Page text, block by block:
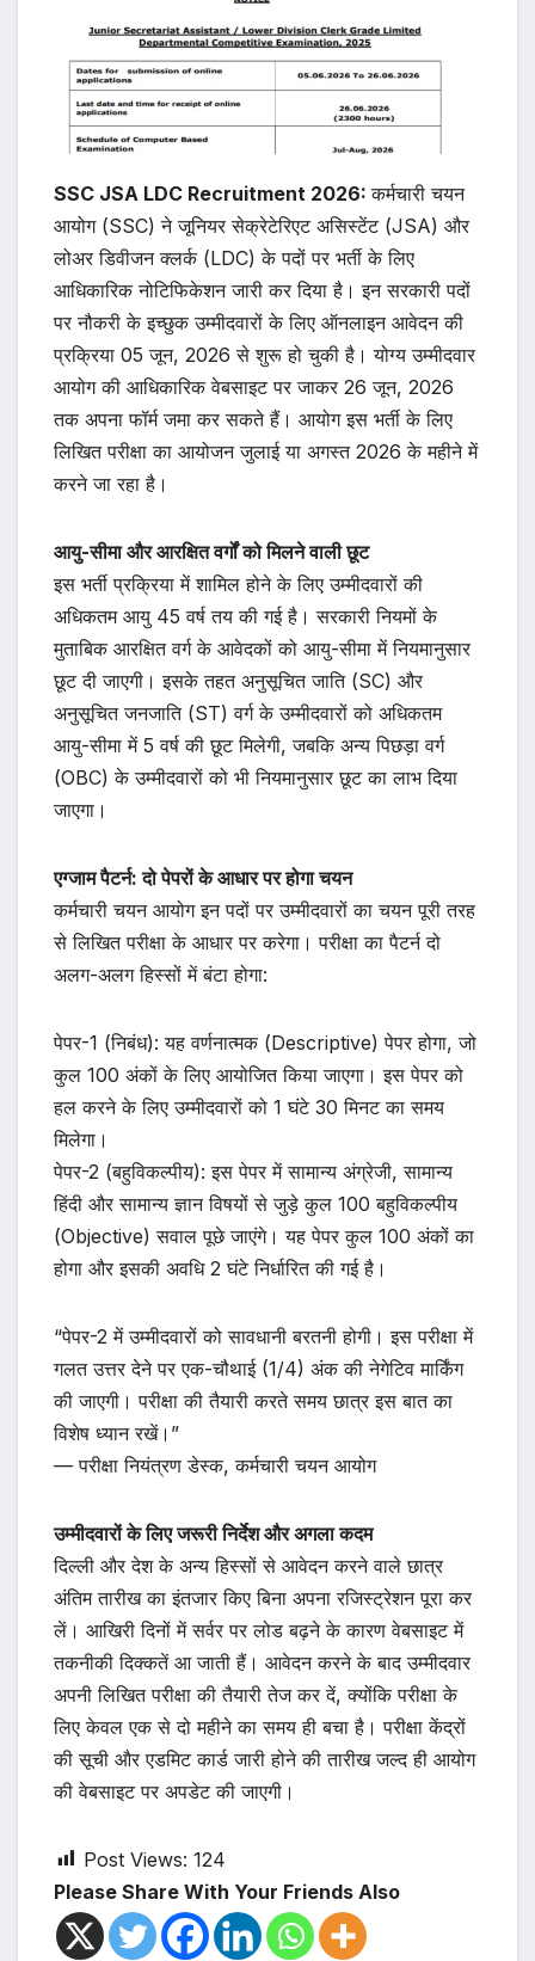
SSC JSA LDC Recruitment 2026:कर्मचारी चयन
आयोग (SSC) ने जूनियर सेक्रेटेरिएट असिस्टेंट (JSA) और
लोअर डिवीजन क्लर्क (LDC) के पदों पर भर्ती के लिए
आधिकारिक नोटिफिकेशन जारी कर दिया है। इन सरकारी पदों
पर नौकरी के इच्छुक उम्मीदवारों के लिए ऑनलाइन आवेदन की
प्रक्रिया 05 जून, 2026 से शुरू हो चुकी है। योग्य उम्मीदवार
आयोग की आधिकारिक वेबसाइट पर जाकर 26 जून, 2026
तक अपना फॉर्म जमा कर सकते हैं। आयोग इस भर्ती के लिए
लिखित परीक्षा का आयोजन जुलाई या अगस्त 2026 के महीने में
करने जा रहा है।
आयु-सीमा और आरक्षित वर्गों को मिलने वाली छूट
इस भर्ती प्रक्रिया में शामिल होने के लिए उम्मीदवारों की
अधिकतम आयु 45 वर्ष तय की गई है। सरकारी नियमों के
मुताबिक आरक्षित वर्ग के आवेदकों को आयु-सीमा में नियमानुसार
छूट दी जाएगी। इसके तहत अनुसूचित जाति (SC) और
अनुसूचित जनजाति (ST) वर्ग के उम्मीदवारों को अधिकतम
आयु-सीमा में 5 वर्ष की छूट मिलेगी, जबकि अन्य पिछड़ा वर्ग
(OBC) के उम्मीदवारों को भी नियमानुसार छूट का लाभ दिया
जाएगा।
एग्जाम पैटर्न: दो पेपरों के आधार पर होगा चयन
कर्मचारी चयन आयोग इन पदों पर उम्मीदवारों का चयन पूरी तरह
से लिखित परीक्षा के आधार पर करेगा। परीक्षा का पैटर्न दो
अलग-अलग हिस्सों में बंटा होगा:
पेपर-1 (निबंध): यह वर्णनात्मक (Descriptive) पेपर होगा, जो
कुल 100 अंकों के लिए आयोजित किया जाएगा। इस पेपर को
हल करने के लिए उम्मीदवारों को 1 घंटे 30 मिनट का समय
मिलेगा।
पेपर-2 (बहुविकल्पीय): इस पेपर में सामान्य अंग्रेजी, सामान्य
हिंदी और सामान्य ज्ञान विषयों से जुड़े कुल 100 बहुविकल्पीय
(Objective) सवाल पूछे जाएंगे। यह पेपर कुल 100 अंकों का
होगा और इसकी अवधि 2 घंटे निर्धारित की गई है।
“पेपर-2 में उम्मीदवारों को सावधानी बरतनी होगी। इस परीक्षा में
गलत उत्तर देने पर एक-चौथाई (1/4) अंक की नेगेटिव मार्किंग
की जाएगी। परीक्षा की तैयारी करते समय छात्र इस बात का
विशेष ध्यान रखें।”
— परीक्षा नियंत्रण डेस्क, कर्मचारी चयन आयोग
उम्मीदवारों के लिए जरूरी निर्देश और अगला कदम
दिल्ली और देश के अन्य हिस्सों से आवेदन करने वाले छात्र
अंतिम तारीख का इंतजार किए बिना अपना रजिस्ट्रेशन पूरा कर
लें। आखिरी दिनों में सर्वर पर लोड बढ़ने के कारण वेबसाइट में
तकनीकी दिक्कतें आ जाती हैं। आवेदन करने के बाद उम्मीदवार
अपनी लिखित परीक्षा की तैयारी तेज कर दें, क्योंकि परीक्षा के
लिए केवल एक से दो महीने का समय ही बचा है। परीक्षा केंद्रों
की सूची और एडमिट कार्ड जारी होने की तारीख जल्द ही आयोग
की वेबसाइट पर अपडेट की जाएगी।
Post Views: 124
Please Share With Your Friends Also